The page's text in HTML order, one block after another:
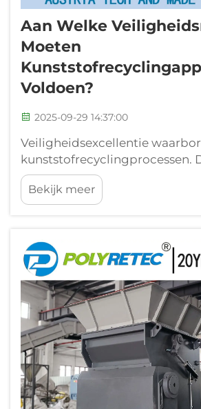
Aan Welke
Moeten
Voldoen?
2025-09-29 14:37:00
Veiligheidsexcellentie
kunststofrecyclingprocessen.
kunststofrecyclingindustrie
afgelopen jaren een
doorgemaakt, waardoor
Naarmate installaties steeds
hoeveelheden materialen
Bekijk meer